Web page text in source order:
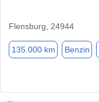
Flensburg, 24944
135.000 km Benzin